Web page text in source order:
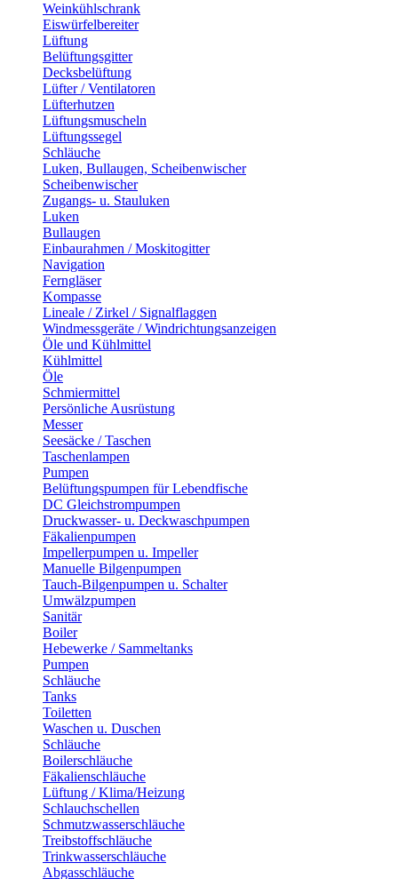
Weinkühlschrank
Eiswürfelbereiter
Lüftung
Belüftungsgitter
Decksbelüftung
Lüfter / Ventilatoren
Lüfterhutzen
Lüftungsmuscheln
Lüftungssegel
Schläuche
Luken, Bullaugen, Scheibenwischer
Scheibenwischer
Zugangs- u. Stauluken
Luken
Bullaugen
Einbaurahmen / Moskitogitter
Navigation
Ferngläser
Kompasse
Lineale / Zirkel / Signalflaggen
Windmessgeräte / Windrichtungsanzeigen
Öle und Kühlmittel
Kühlmittel
Öle
Schmiermittel
Persönliche Ausrüstung
Messer
Seesäcke / Taschen
Taschenlampen
Pumpen
Belüftungspumpen für Lebendfische
DC Gleichstrompumpen
Druckwasser- u. Deckwaschpumpen
Fäkalienpumpen
Impellerpumpen u. Impeller
Manuelle Bilgenpumpen
Tauch-Bilgenpumpen u. Schalter
Umwälzpumpen
Sanitär
Boiler
Hebewerke / Sammeltanks
Pumpen
Schläuche
Tanks
Toiletten
Waschen u. Duschen
Schläuche
Boilerschläuche
Fäkalienschläuche
Lüftung / Klima/Heizung
Schlauchschellen
Schmutzwasserschläuche
Treibstoffschläuche
Trinkwasserschläuche
Abgasschläuche